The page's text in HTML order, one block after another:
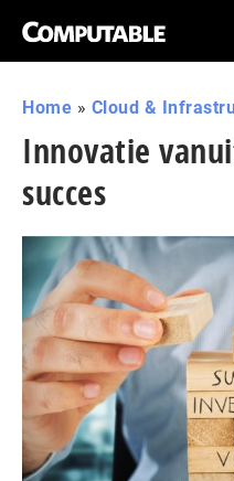
Home » Cloud &
Innovatie
succes